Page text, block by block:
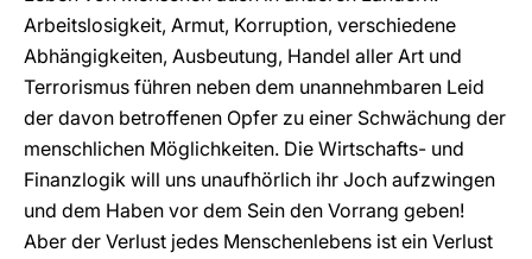
Arbeitslosigkeit, Armut, Korruption, verschiedene
Abhängigkeiten, Ausbeutung, Handel aller Art und
Terrorismus führen neben dem unannehmbaren Leid
der davon betroffenen Opfer zu einer Schwächung der
menschlichen Möglichkeiten. Die Wirtschafts- und
Finanzlogik will uns unaufhörlich ihr Joch aufzwingen
und dem Haben vor dem Sein den Vorrang geben!
Aber der Verlust jedes Menschenlebens ist ein Verlust